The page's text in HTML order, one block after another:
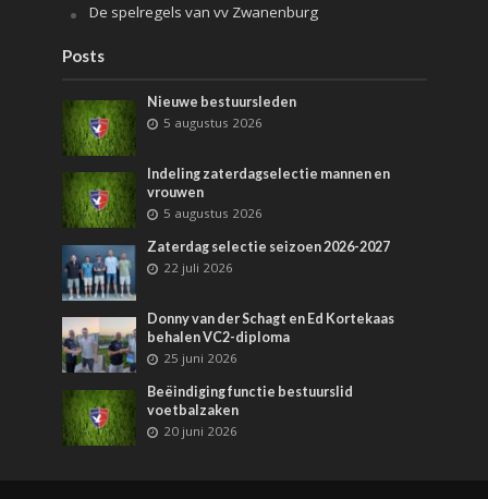
De spelregels van vv Zwanenburg
Posts
Nieuwe bestuursleden
5 augustus 2026
Indeling zaterdagselectie mannen en
vrouwen
5 augustus 2026
Zaterdag selectie seizoen 2026-2027
22 juli 2026
Donny van der Schagt en Ed Kortekaas
behalen VC2-diploma
25 juni 2026
Beëindiging functie bestuurslid
voetbalzaken
20 juni 2026